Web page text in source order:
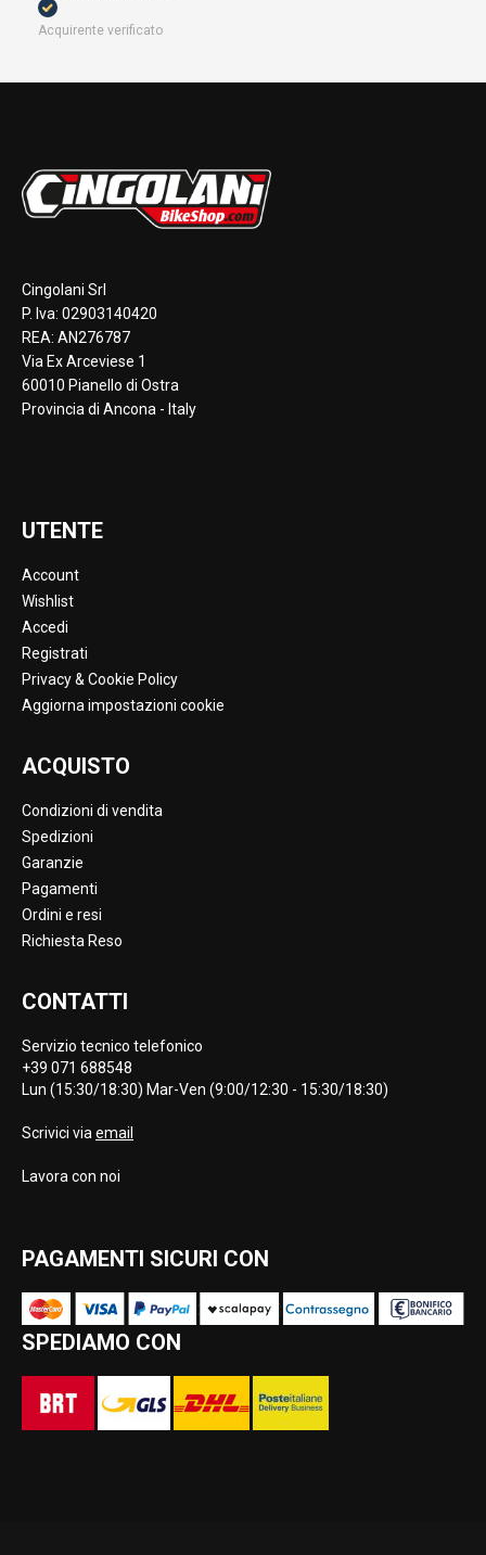
Acquirente verificato
Cingolani Srl
P. Iva: 02903140420
REA: AN276787
Via Ex Arceviese 1
60010 Pianello di Ostra
Provincia di Ancona - Italy
UTENTE
Account
Wishlist
Accedi
Registrati
Privacy & Cookie Policy
Aggiorna impostazioni cookie
ACQUISTO
Condizioni di vendita
Spedizioni
Garanzie
Pagamenti
Ordini e resi
Richiesta Reso
CONTATTI
Servizio tecnico telefonico
+39 071 688548
Lun (15:30/18:30) Mar-Ven (9:00/12:30 - 15:30/18:30)
Scrivici via email
Lavora con noi
PAGAMENTI SICURI CON
SPEDIAMO CON